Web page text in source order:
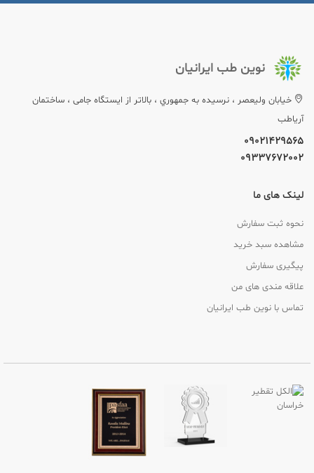
نوین طب ایرانیان
خيابان وليعصر ، نرسيده به جمهوري ، بالاتر از ایستگاه جامی ، ساختمان
آریاطب
09021429565
09337672002
لینک های ما
نحوه ثبت سفارش
مشاهده سبد خرید
پیگیری سفارش
علاقه مندی های من
تماس با نوین طب ایرانیان